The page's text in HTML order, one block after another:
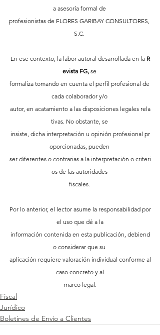
a asesoría formal de
profesionistas de FLORES GARIBAY CONSULTORES,
S.C.
En ese contexto, la labor autoral desarrollada en la R
evista FG, se
formaliza tomando en cuenta el perfil profesional de
cada colaborador y/o
autor, en acatamiento a las disposiciones legales rela
tivas. No obstante, se
insiste, dicha interpretación u opinión profesional pr
oporcionadas, pueden
ser diferentes o contrarias a la interpretación o criteri
os de las autoridades
fiscales.
Por lo anterior, el lector asume la responsabilidad por
el uso que dé a la
información contenida en esta publicación, debiend
o considerar que su
aplicación requiere valoración individual conforme al
caso concreto y al
marco legal.
Fiscal
Jurídico
Boletines de Envío a Clientes